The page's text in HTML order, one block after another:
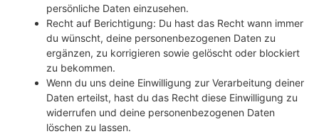
persönliche Daten einzusehen.
Recht auf Berichtigung: Du hast das Recht wann immer
du wünscht, deine personenbezogenen Daten zu
ergänzen, zu korrigieren sowie gelöscht oder blockiert
zu bekommen.
Wenn du uns deine Einwilligung zur Verarbeitung deiner
Daten erteilst, hast du das Recht diese Einwilligung zu
widerrufen und deine personenbezogenen Daten
löschen zu lassen.